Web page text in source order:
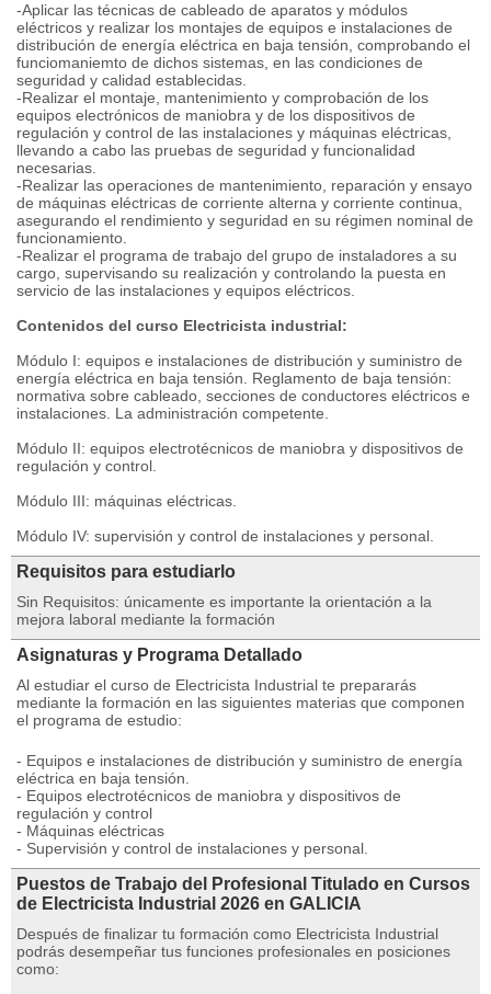
-Aplicar las técnicas de cableado de aparatos y módulos
eléctricos y realizar los montajes de equipos e instalaciones de
distribución de energía eléctrica en baja tensión, comprobando el
funciomaniemto de dichos sistemas, en las condiciones de
seguridad y calidad establecidas.
-Realizar el montaje, mantenimiento y comprobación de los
equipos electrónicos de maniobra y de los dispositivos de
regulación y control de las instalaciones y máquinas eléctricas,
llevando a cabo las pruebas de seguridad y funcionalidad
necesarias.
-Realizar las operaciones de mantenimiento, reparación y ensayo
de máquinas eléctricas de corriente alterna y corriente continua,
asegurando el rendimiento y seguridad en su régimen nominal de
funcionamiento.
-Realizar el programa de trabajo del grupo de instaladores a su
cargo, supervisando su realización y controlando la puesta en
servicio de las instalaciones y equipos eléctricos.
Contenidos del curso Electricista industrial:
Módulo I: equipos e instalaciones de distribución y suministro de
energía eléctrica en baja tensión. Reglamento de baja tensión:
normativa sobre cableado, secciones de conductores eléctricos e
instalaciones. La administración competente.
Módulo II: equipos electrotécnicos de maniobra y dispositivos de
regulación y control.
Módulo III: máquinas eléctricas.
Módulo IV: supervisión y control de instalaciones y personal.
Requisitos para estudiarlo
Sin Requisitos: únicamente es importante la orientación a la
mejora laboral mediante la formación
Asignaturas y Programa Detallado
Al estudiar el curso de Electricista Industrial te prepararás
mediante la formación en las siguientes materias que componen
el programa de estudio:
- Equipos e instalaciones de distribución y suministro de energía
eléctrica en baja tensión.
- Equipos electrotécnicos de maniobra y dispositivos de
regulación y control
- Máquinas eléctricas
- Supervisión y control de instalaciones y personal.
Puestos de Trabajo del Profesional Titulado en Cursos
de Electricista Industrial 2026 en GALICIA
Después de finalizar tu formación como Electricista Industrial
podrás desempeñar tus funciones profesionales en posiciones
como: